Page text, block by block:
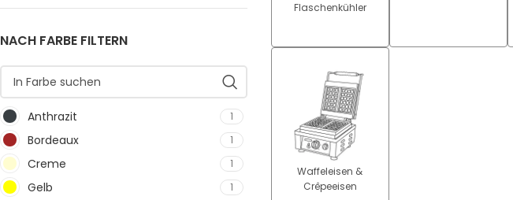
NACH FARBE FILTERN
Anthrazit 1
Bordeaux 1
Creme 1
Gelb 1
Flaschenkühler
Waffeleisen &
Crêpeeisen